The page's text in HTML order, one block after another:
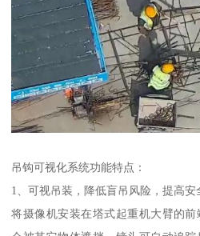
吊钩可视化系统功能特点：
1、可视吊装，降低盲吊风险，提高安
将摄像机安装在塔式起重机大臂的